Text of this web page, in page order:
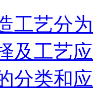
工艺分为
及工艺应
分类和应